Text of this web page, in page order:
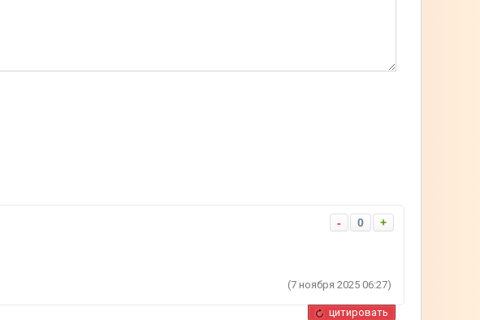
- 0 +
(7 ноября 2025 06:27)
цитировать